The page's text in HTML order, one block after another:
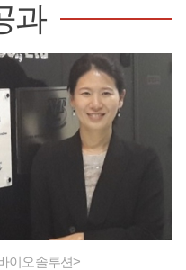
과
이오솔루션>